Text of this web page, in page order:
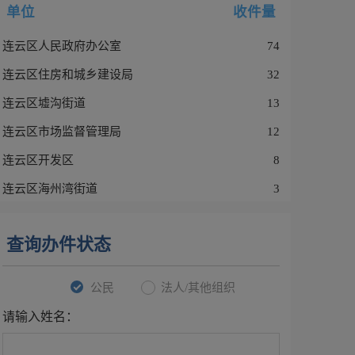
单位 收件量
连云区人民政府办公室 74
连云区住房和城乡建设局 32
连云区墟沟街道 13
连云区市场监督管理局 12
连云区开发区 8
连云区海州湾街道 3
查询办件状态
公民 法人/其他组织
请输入姓名：